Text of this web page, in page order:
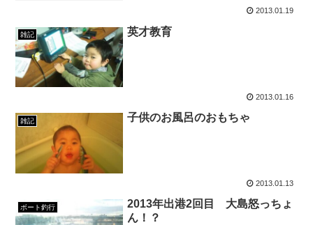
2013.01.19
雑記 英才教育
2013.01.16
雑記 子供のお風呂のおもちゃ
2013.01.13
ボート釣行
2013年出港2回目 大島怒っちょ
ん！？